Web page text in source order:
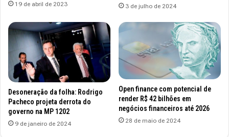
19 de abril de 2023 3 de julho de 2024
Desoneração da folha: Rodrigo
Pacheco projeta derrota do
governo na MP 1202
9 de janeiro de 2024
Open finance com potencial de
render R$ 42 bilhões em
negócios financeiros até 2026
28 de maio de 2024